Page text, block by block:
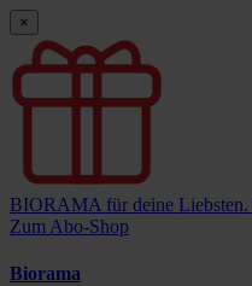
×
BIORAMA für deine Liebsten.
Zum Abo-Shop
Biorama